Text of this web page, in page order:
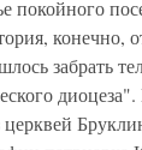
покойного
конечно,
забрать
церквей